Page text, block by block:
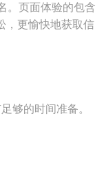
。页面体验的包含
，更愉快地获取信
够的时间准备。